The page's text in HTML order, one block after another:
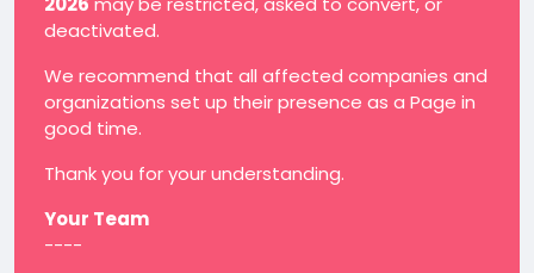
deactivated.
We recommend that all affected companies and
organizations set up their presence as a Page in
good time.
Thank you for your understanding.
Your Team
----